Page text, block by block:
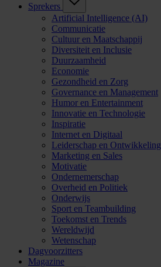
Sprekers
Artificial Intelligence (AI)
Communicatie
Cultuur en Maatschappij
Diversiteit en Inclusie
Duurzaamheid
Economie
Gezondheid en Zorg
Governance en Management
Humor en Entertainment
Innovatie en Technologie
Inspiratie
Internet en Digitaal
Leiderschap en Ontwikkeling
Marketing en Sales
Motivatie
Ondernemerschap
Overheid en Politiek
Onderwijs
Sport en Teambuilding
Toekomst en Trends
Wereldwijd
Wetenschap
Dagvoorzitters
Magazine